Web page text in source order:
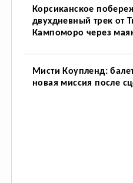
Корсиканское
двухдневный трек от
Кампоморо через
Мисти Коупленд:
новая миссия после